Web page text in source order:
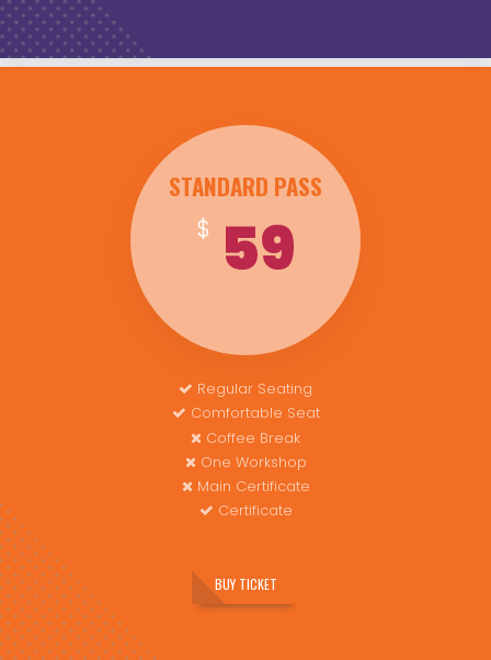
STANDARD PASS
$ 59
Regular Seating
Comfortable Seat
Coffee Break
One Workshop
Main Certificate
Certificate
BUY TICKET